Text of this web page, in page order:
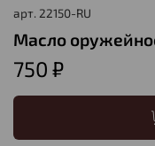
арт. 22150-RU
Масло
750 ₽